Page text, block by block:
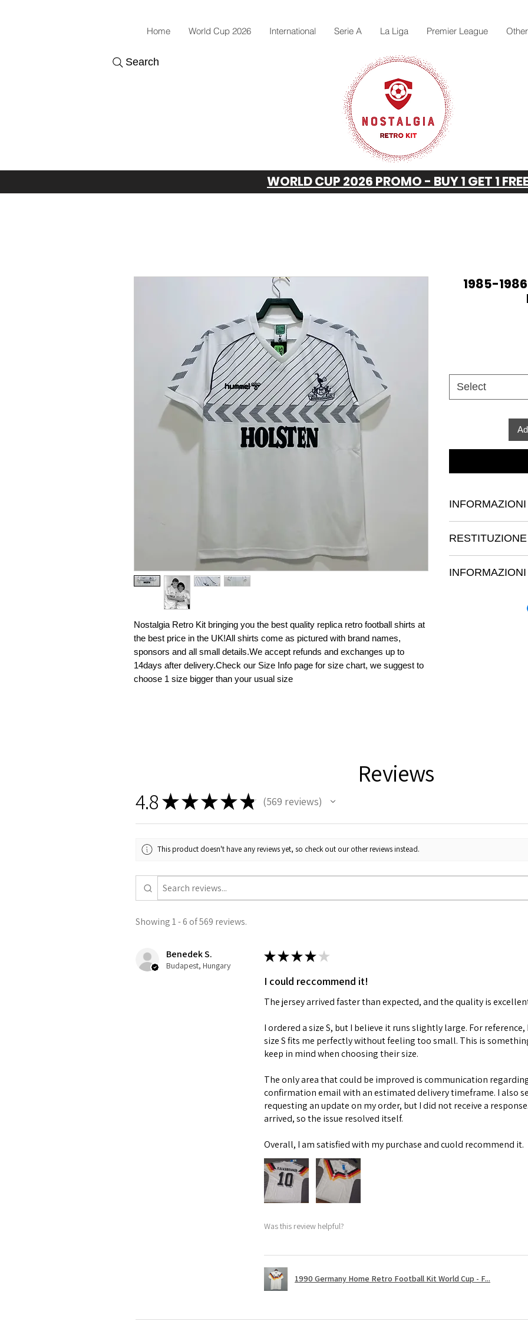
Home World Cup 2026 International Serie A La Liga Premier League
Search
WORLD CUP 2026 PROMO - BUY 1 GET 1
Nostalgia Retro Kit bringing you the best quality replica retro football shirts at
the best price in the UK!All shirts come as pictured with brand names,
sponsors and all small details.We accept refunds and exchanges up to
14days after delivery.Check our Size Info page for size chart, we suggest to
choose 1 size bigger than your usual size
1985-
Select
dove aggiungere
come, ad esempio,
ideale dove parlare
luogo ideale dove
ottimo modo per
ideale dove
Reviews
4.8★★★★★ 569 reviews
569
This product doesn't have any reviews yet, so check out our other reviews instead.
Showing 1 - 6 of 569 reviews.
Benedek S.
Budapest, Hungary
★★★★ ★
I could reccommend it!
The jersey arrived faster than expected, and the quality is
I ordered a size S, but I believe it runs slightly large. For reference,
size S fits me perfectly without feeling too small. This is
keep in mind when choosing their size.
The only area that could be improved is communication
confirmation email with an estimated delivery timeframe. I also
requesting an update on my order, but I did not receive a
arrived, so the issue resolved itself.
Overall, I am satisfied with my purchase and cuold recommend it.
Was this review helpful?
1990 Germany Home Retro Football Kit World Cup - F...